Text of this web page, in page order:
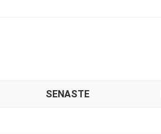
SENASTE